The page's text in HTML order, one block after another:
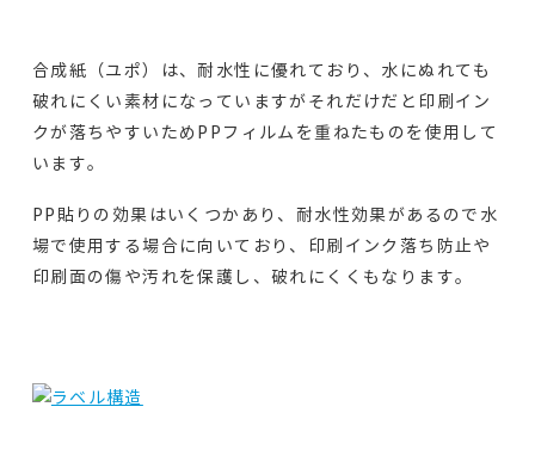
合成紙（ユポ）は、耐水性に優れており、水にぬれても
破れにくい素材になっていますがそれだけだと印刷イン
クが落ちやすいためPPフィルムを重ねたものを使用して
います。
PP貼りの効果はいくつかあり、耐水性効果があるので水
場で使用する場合に向いており、印刷インク落ち防止や
印刷面の傷や汚れを保護し、破れにくくもなります。